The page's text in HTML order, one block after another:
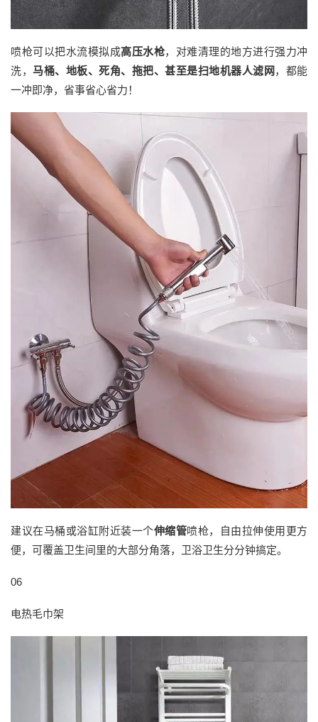
喷枪可以把水流模拟成高压水枪，对难清理的地方进行强力冲
洗， 马桶、地板、死角、拖把、甚至是扫地机器人滤网 ，都能
一冲即净，省事省心省力！
建议在马桶或浴缸附近装一个伸缩管喷枪，自由拉伸使用更方
便，可覆盖卫生间里的大部分角落，卫浴卫生分分钟搞定。
06
电热毛巾架